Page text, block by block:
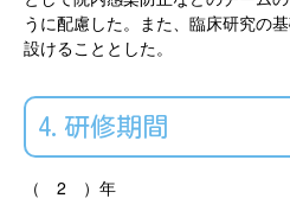
うに配慮した。また、臨床研究の
設けることとした。
4.研修期間
（ 2 ）年